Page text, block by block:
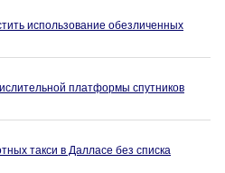
использование обезличенных
платформы спутников
такси в Далласе без списка